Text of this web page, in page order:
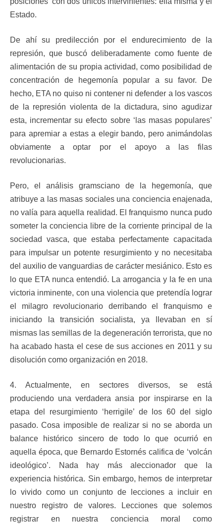
Estado.
De ahí su predilección por el endurecimiento de la
represión, que buscó deliberadamente como fuente de
alimentación de su propia actividad, como posibilidad de
concentración de hegemonía popular a su favor. De
hecho, ETA no quiso ni contener ni defender a los vascos
de la represión violenta de la dictadura, sino agudizar
esta, incrementar su efecto sobre ‘las masas populares’
para apremiar a estas a elegir bando, pero animándolas
obviamente a optar por el apoyo a las filas
revolucionarias.
Pero, el análisis gramsciano de la hegemonía, que
atribuye a las masas sociales una conciencia enajenada,
no valía para aquella realidad. El franquismo nunca pudo
someter la conciencia libre de la corriente principal de la
sociedad vasca, que estaba perfectamente capacitada
para impulsar un potente resurgimiento y no necesitaba
del auxilio de vanguardias de carácter mesiánico. Esto es
lo que ETA nunca entendió. La arrogancia y la fe en una
victoria inminente, con una violencia que pretendía lograr
el milagro revolucionario derribando el franquismo e
iniciando la transición socialista, ya llevaban en sí
mismas las semillas de la degeneración terrorista, que no
ha acabado hasta el cese de sus acciones en 2011 y su
disolución como organización en 2018.
4. Actualmente, en sectores diversos, se está
produciendo una verdadera ansia por inspirarse en la
etapa del resurgimiento ‘herrigile’ de los 60 del siglo
pasado. Cosa imposible de realizar si no se aborda un
balance histórico sincero de todo lo que ocurrió en
aquella época, que Bernardo Estornés califica de ‘volcán
ideológico’. Nada hay más aleccionador que la
experiencia histórica. Sin embargo, hemos de interpretar
lo vivido como un conjunto de lecciones a incluir en
nuestro registro de valores. Lecciones que solemos
registrar en nuestra conciencia moral como